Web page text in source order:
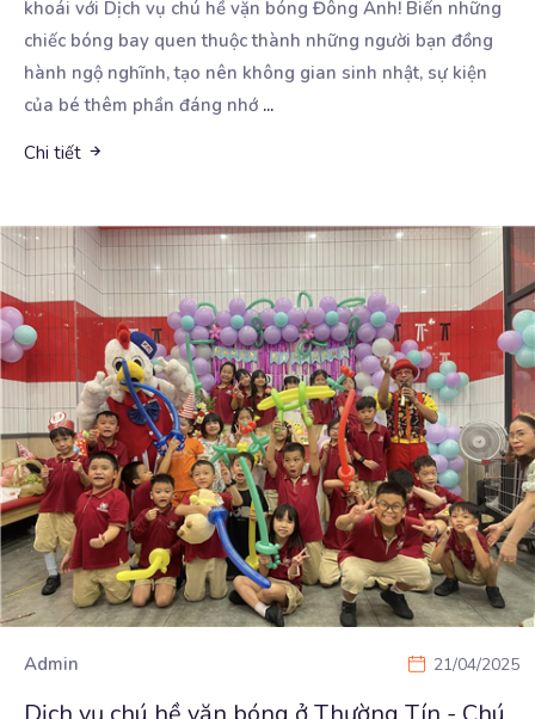
khoái với Dịch vụ chú hề vặn bóng Đông Anh! Biến những
chiếc bóng bay quen thuộc thành những người bạn đồng
hành ngộ nghĩnh, tạo nên không gian sinh nhật, sự kiện
của bé thêm phần đáng nhớ ...
Chi tiết
Admin 21/04/2025